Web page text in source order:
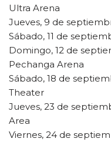
Ultra Arena
Jueves, 9 de
Sábado, 11 de
Domingo, 12 de
Pechanga Arena
Sábado, 18 de
Theater
Jueves, 23 de
Area
Viernes, 24 de